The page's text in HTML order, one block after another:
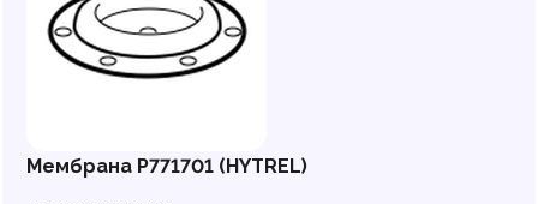
Мембрана P771701 (HYTREL)